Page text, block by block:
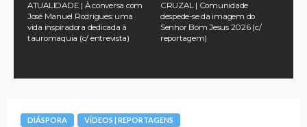
ATUALIDADE | À conversa com
José Manuel Rodrigues: uma
vida inspiradora dedicada à
tauromaquia (c/ entrevista)
CRUZAL | Comunidade
despede-se da imagem do
Senhor Bom Jesus 2026 (c/
reportagem)
DIÁSPORA VÍDEOS | REPORTAGENS